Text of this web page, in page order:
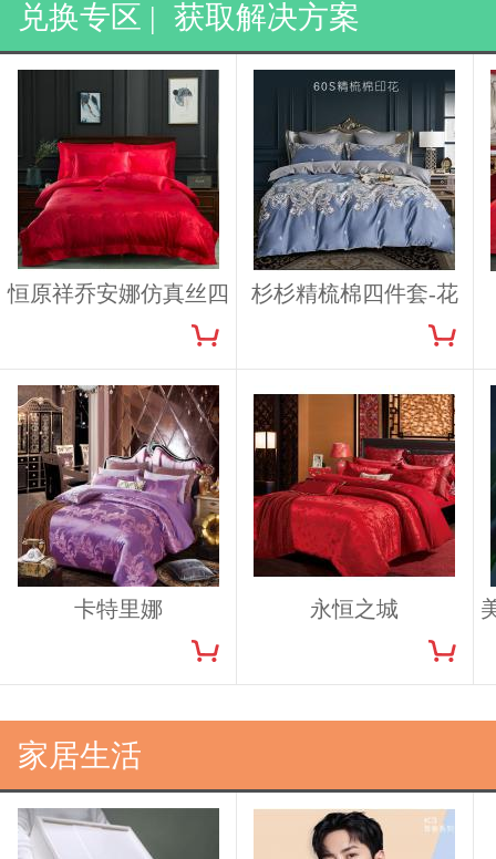
兑换专区 | 获取解决方案
恒原祥乔安娜仿真丝四
杉杉精梳棉四件套-花
卡特里娜 永恒之城
家居生活